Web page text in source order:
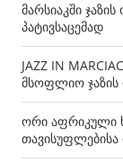
მარსიაკში
პატივსაცემად
JAZZ IN
მსოფლიო ჯაზის
ორი აფრიკული
თავისუფლებისა